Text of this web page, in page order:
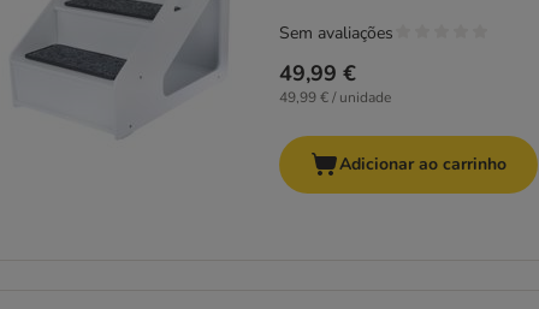
49,99 €
49,99 € / unidade
Sem avaliações
Adicionar ao carrinho